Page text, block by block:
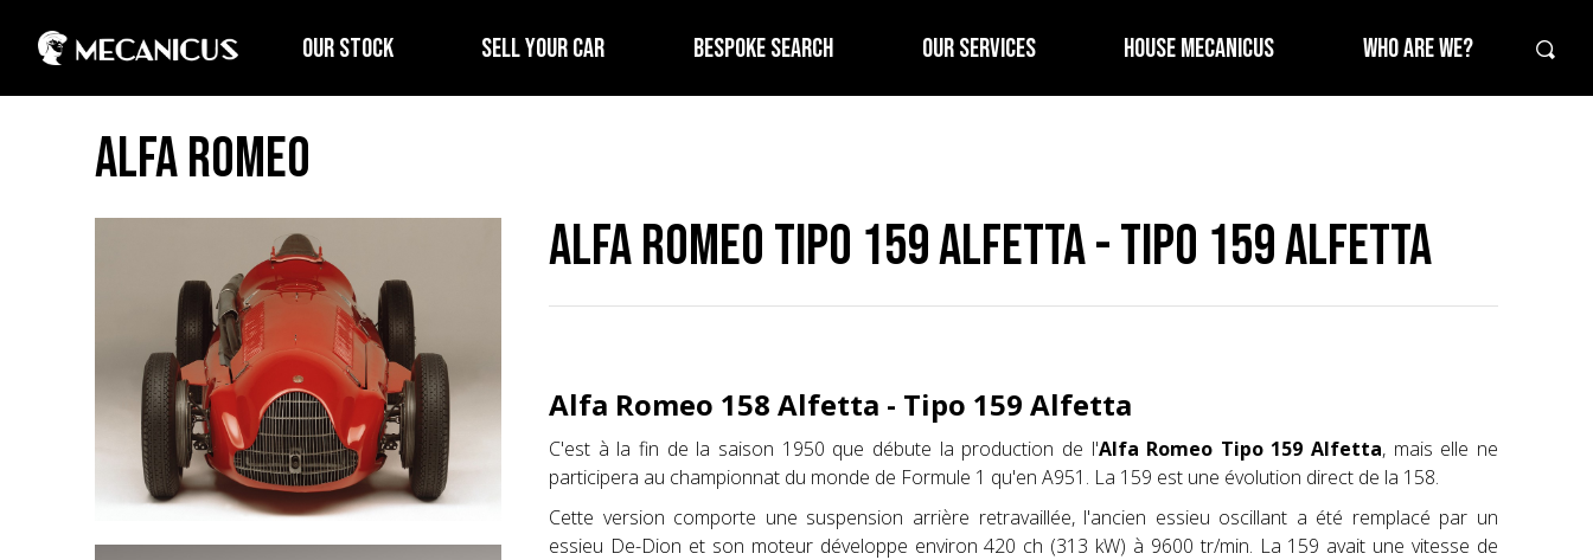
OUR STOCK SELL YOUR CAR BESPOKE SEARCH OUR SERVICES HOUSE MECANICUS WHO ARE WE?
Alfa Romeo
Alfa Romeo Tipo 159 Alfetta - Tipo 159 Alfetta
Alfa Romeo 158 Alfetta - Tipo 159 Alfetta
C'est à la fin de la saison 1950 que débute la production de l'Alfa Romeo Tipo 159 Alfetta, mais elle ne
participera au championnat du monde de Formule 1 qu'en A951. La 159 est une évolution direct de la 158.
Cette version comporte une suspension arrière retravaillée, l'ancien essieu oscillant a été remplacé par un
essieu De-Dion et son moteur développe environ 420 ch (313 kW) à 9600 tr/min. La 159 avait une vitesse de